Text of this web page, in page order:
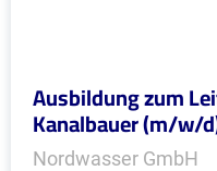
Ausbildung zum
Kanalbauer (m/w/
Nordwasser GmbH